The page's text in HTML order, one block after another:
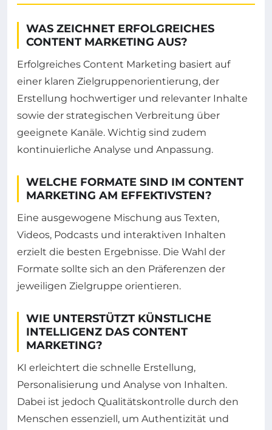
WAS ZEICHNET ERFOLGREICHES
CONTENT MARKETING AUS?
Erfolgreiches Content Marketing basiert auf
einer klaren Zielgruppenorientierung, der
Erstellung hochwertiger und relevanter Inhalte
sowie der strategischen Verbreitung über
geeignete Kanäle. Wichtig sind zudem
kontinuierliche Analyse und Anpassung.
WELCHE FORMATE SIND IM CONTENT
MARKETING AM EFFEKTIVSTEN?
Eine ausgewogene Mischung aus Texten,
Videos, Podcasts und interaktiven Inhalten
erzielt die besten Ergebnisse. Die Wahl der
Formate sollte sich an den Präferenzen der
jeweiligen Zielgruppe orientieren.
WIE UNTERSTÜTZT KÜNSTLICHE
INTELLIGENZ DAS CONTENT
MARKETING?
KI erleichtert die schnelle Erstellung,
Personalisierung und Analyse von Inhalten.
Dabei ist jedoch Qualitätskontrolle durch den
Menschen essenziell, um Authentizität und